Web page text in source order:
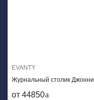
EVANTY
Журнальный столик
от 44850